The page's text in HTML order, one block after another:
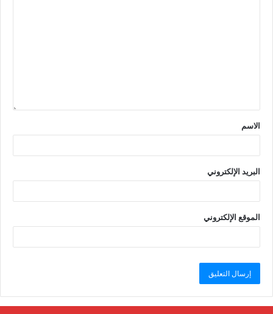
الاسم
البريد الإلكتروني
الموقع الإلكتروني